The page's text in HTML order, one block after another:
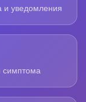
и уведомления
симптома